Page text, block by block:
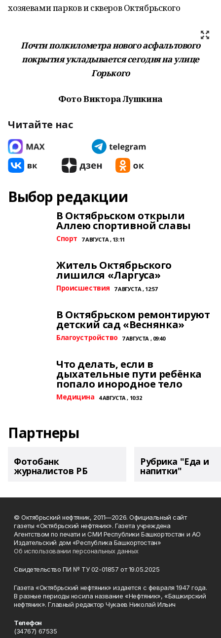
хозяевами парков и скверов Октябрьского
Почти полкилометра нового асфальтового
покрытия укладывается сегодня на улице
Горького
Фото Виктора Лушкина
Читайте нас
Выбор редакции
В Октябрьском открыли
Аллею спортивной славы
Спорт 7 АВГУСТА , 13:11
Житель Октябрьского
лишился «Ларгуса»
Происшествия 7 АВГУСТА , 12:57
В Октябрьском ремонтируют
детский сад «Веснянка»
Благоустройство 7 АВГУСТА , 09:40
Что делать, если в
дыхательные пути ребёнка
попало инородное тело
Медицина 4 АВГУСТА , 10:32
Партнеры
Фотобанк
журналистов РБ
Рубрика "Еда и
напитки"
© Октябрьский нефтяник, 2011—2026. Официальный сайт
газеты «Октябрьский нефтяник». Газета учреждена
Агентством по печати и СМИ Республики Башкортостан и АО
Издательский дом «Республика Башкортостан»
Об использовании персональных данных
Свидетельство ПИ № ТУ 02-01857 от 19.05.2025
Газета «Октябрьский нефтяник» издается с февраля 1947 года.
В разные периоды носила название «Нефтяник», «Башкирский
нефтяник». Главный редактор Чукаев Николай Ильич
Телефон
(34767) 67535